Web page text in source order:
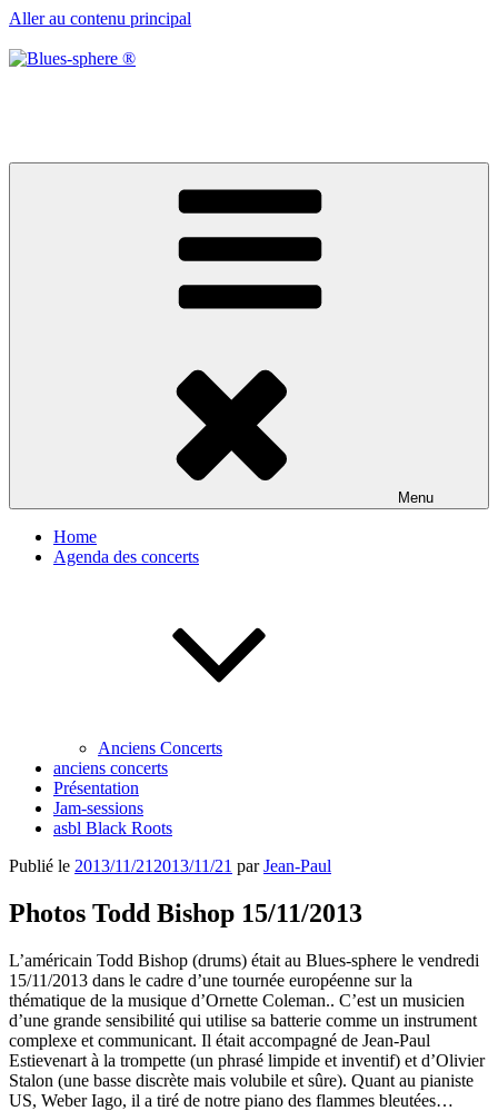
Aller au contenu principal
Menu
Home
Agenda des concerts
Anciens Concerts
anciens concerts
Présentation
Jam-sessions
asbl Black Roots
Publié le 2013/11/21 2013/11/21 parJean-Paul
Photos Todd Bishop 15/11/2013
L’américain Todd Bishop (drums) était au Blues-sphere le vendredi
15/11/2013 dans le cadre d’une tournée européenne sur la
thématique de la musique d’Ornette Coleman.. C’est un musicien
d’une grande sensibilité qui utilise sa batterie comme un instrument
complexe et communicant. Il était accompagné de Jean-Paul
Estievenart à la trompette (un phrasé limpide et inventif) et d’Olivier
Stalon (une basse discrète mais volubile et sûre). Quant au pianiste
US, Weber Iago, il a tiré de notre piano des flammes bleutées…